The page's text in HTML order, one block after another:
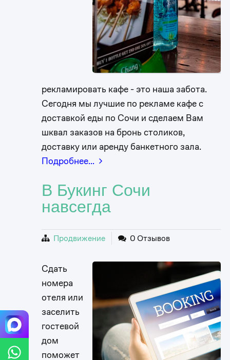
рекламировать кафе - это наша забота.
Сегодня мы лучшие по рекламе кафе с
доставкой еды по Сочи и сделаем Вам
шквал заказов на бронь столиков,
доставку или аренду банкетного зала.
Подробнее…
В Букинг Сочи
навсегда
Продвижение 0 Отзывов
Сдать
номера
отеля или
заселить
гостевой
дом
поможет